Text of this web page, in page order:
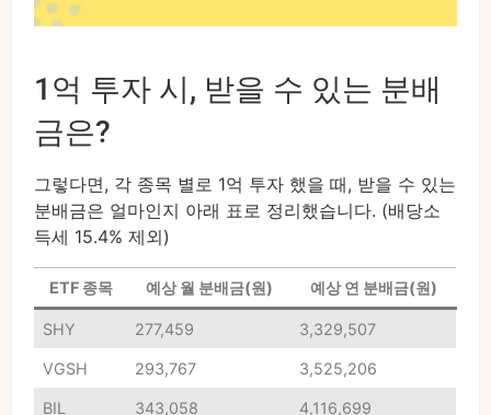
1억 투자 시, 받을 수 있는 분배
금은?
그렇다면, 각 종목 별로 1억 투자 했을 때, 받을 수 있는
분배금은 얼마인지 아래 표로 정리했습니다. (배당소
득세 15.4% 제외)
ETF 종목 예상 월 분배금(원) 예상 연 분배금(원)
SHY 277,459 3,329,507
VGSH 293,767 3,525,206
BIL 343,058 4,116,699